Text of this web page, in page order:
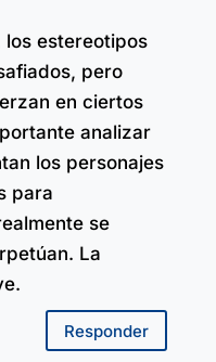
los estereotipos
pero
en ciertos
analizar
los personajes
para
se
La
Responder